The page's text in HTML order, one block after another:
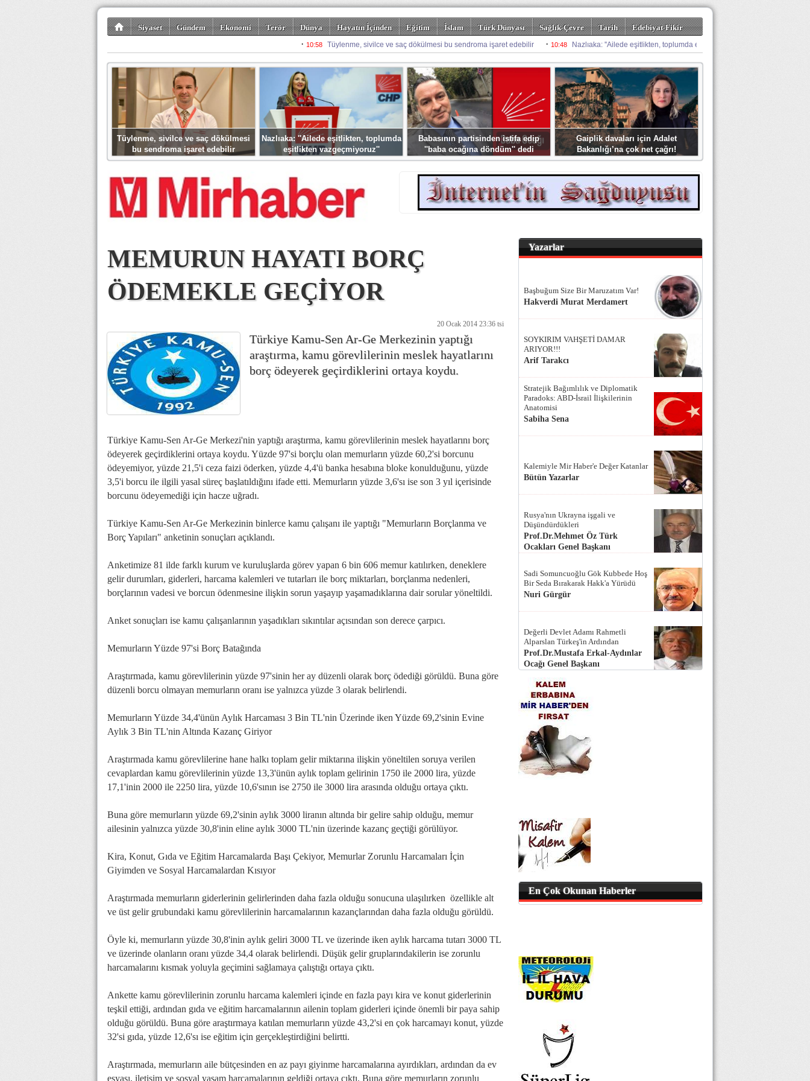
Siyaset Gündem Ekonomi Terör Dünya Hayatın İçinden Eğitim İslam Türk Dünyası Sağlık-Çevre Tarih
Edebiyat-Fikir
Spor Misafir Kalem Foto Galeriler
Tüylenme, sivilce ve saç dökülmesi
bu sendroma işaret edebilir
Nazlıaka: ''Ailede eşitlikten, toplumda
eşitlikten vazgeçmiyoruz''
Babasının partisinden istifa edip
''baba ocağına döndüm'' dedi
Gaiplik davaları için Adalet
Bakanlığı’na çok net çağrı!
MEMURUN HAYATI BORÇ
ÖDEMEKLE GEÇİYOR
20 Ocak 2014 23:36 tsi
Türkiye Kamu-Sen Ar-Ge Merkezinin yaptığı
araştırma, kamu görevlilerinin meslek hayatlarını
borç ödeyerek geçirdiklerini ortaya koydu.
Türkiye Kamu-Sen Ar-Ge Merkezi'nin yaptığı araştırma, kamu görevlilerinin meslek hayatlarını borç
ödeyerek geçirdiklerini ortaya koydu. Yüzde 97'si borçlu olan memurların yüzde 60,2'si borcunu
ödeyemiyor, yüzde 21,5'i ceza faizi öderken, yüzde 4,4'ü banka hesabına bloke konulduğunu, yüzde
3,5'i borcu ile ilgili yasal süreç başlatıldığını ifade etti. Memurların yüzde 3,6'sı ise son 3 yıl içerisinde
borcunu ödeyemediği için hacze uğradı.
Türkiye Kamu-Sen Ar-Ge Merkezinin binlerce kamu çalışanı ile yaptığı "Memurların Borçlanma ve
Borç Yapıları" anketinin sonuçları açıklandı.
Anketimize 81 ilde farklı kurum ve kuruluşlarda görev yapan 6 bin 606 memur katılırken, deneklere
gelir durumları, giderleri, harcama kalemleri ve tutarları ile borç miktarları, borçlanma nedenleri,
borçlarının vadesi ve borcun ödenmesine ilişkin sorun yaşayıp yaşamadıklarına dair sorular yöneltildi.
Anket sonuçları ise kamu çalışanlarının yaşadıkları sıkıntılar açısından son derece çarpıcı.
Memurların Yüzde 97'si Borç Batağında
Araştırmada, kamu görevlilerinin yüzde 97'sinin her ay düzenli olarak borç ödediği görüldü. Buna göre
düzenli borcu olmayan memurların oranı ise yalnızca yüzde 3 olarak belirlendi.
Memurların Yüzde 34,4'ünün Aylık Harcaması 3 Bin TL'nin Üzerinde iken Yüzde 69,2'sinin Evine
Aylık 3 Bin TL'nin Altında Kazanç Giriyor
Araştırmada kamu görevlilerine hane halkı toplam gelir miktarına ilişkin yöneltilen soruya verilen
cevaplardan kamu görevlilerinin yüzde 13,3'ünün aylık toplam gelirinin 1750 ile 2000 lira, yüzde
17,1'inin 2000 ile 2250 lira, yüzde 10,6'sının ise 2750 ile 3000 lira arasında olduğu ortaya çıktı.
Buna göre memurların yüzde 69,2'sinin aylık 3000 liranın altında bir gelire sahip olduğu, memur
ailesinin yalnızca yüzde 30,8'inin eline aylık 3000 TL'nin üzerinde kazanç geçtiği görülüyor.
Kira, Konut, Gıda ve Eğitim Harcamalarda Başı Çekiyor, Memurlar Zorunlu Harcamaları İçin
Giyimden ve Sosyal Harcamalardan Kısıyor
Araştırmada memurların giderlerinin gelirlerinden daha fazla olduğu sonucuna ulaşılırken özellikle alt
ve üst gelir grubundaki kamu görevlilerinin harcamalarının kazançlarından daha fazla olduğu görüldü.
Öyle ki, memurların yüzde 30,8'inin aylık geliri 3000 TL ve üzerinde iken aylık harcama tutarı 3000 TL
ve üzerinde olanların oranı yüzde 34,4 olarak belirlendi. Düşük gelir gruplarındakilerin ise zorunlu
harcamalarını kısmak yoluyla geçimini sağlamaya çalıştığı ortaya çıktı.
Ankette kamu görevlilerinin zorunlu harcama kalemleri içinde en fazla payı kira ve konut giderlerinin
teşkil ettiği, ardından gıda ve eğitim harcamalarının ailenin toplam giderleri içinde önemli bir paya sahip
olduğu görüldü. Buna göre araştırmaya katılan memurların yüzde 43,2'si en çok harcamayı konut, yüzde
32'si gıda, yüzde 12,6'sı ise eğitim için gerçekleştirdiğini belirtti.
Araştırmada, memurların aile bütçesinden en az payı giyinme harcamalarına ayırdıkları, ardından da ev
eşyası, iletişim ve sosyal yaşam harcamalarının geldiği ortaya çıktı. Buna göre memurların zorunlu
Yazarlar
Başbuğum Size Bir Maruzatım Var!
Hakverdi Murat Merdamert
SOYKIRIM VAHŞETİ DAMAR
ARIYOR!!!
Arif Tarakcı
Stratejik Bağımlılık ve Diplomatik
Paradoks: ABD-İsrail İlişkilerinin
Anatomisi
Sabiha Sena
Kalemiyle Mir Haber'e Değer Katanlar
Bütün Yazarlar
Rusya'nın Ukrayna işgali ve
Düşündürdükleri
Prof.Dr.Mehmet Öz Türk
Ocakları Genel Başkanı
Sadi Somuncuoğlu Gök Kubbede Hoş
Bir Seda Bırakarak Hakk'a Yürüdü
Nuri Gürgür
Değerli Devlet Adamı Rahmetli
Alparslan Türkeş'in Ardından
Prof.Dr.Mustafa Erkal-Aydınlar
Ocağı Genel Başkanı
En Çok Okunan Haberler